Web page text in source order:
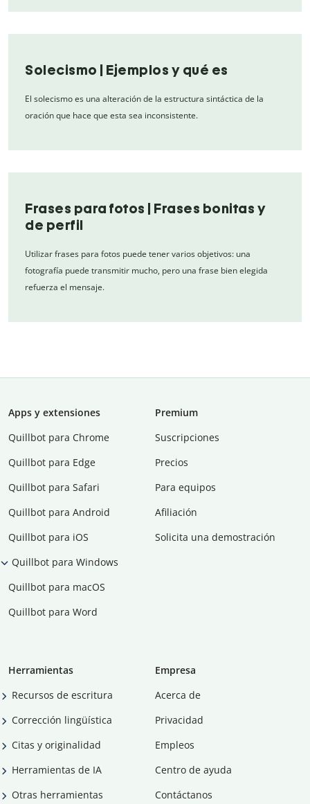
Solecismo | Ejemplos y qué es
El solecismo es una alteración de la estructura sintáctica de la
oración que hace que esta sea inconsistente.
Frases para fotos | Frases bonitas y
de perfil
Utilizar frases para fotos puede tener varios objetivos: una
fotografía puede transmitir mucho, pero una frase bien elegida
refuerza el mensaje.
Apps y extensiones
Quillbot para Chrome
Quillbot para Edge
Quillbot para Safari
Quillbot para Android
Quillbot para iOS
Quillbot para Windows
Quillbot para macOS
Quillbot para Word
Premium
Suscripciones
Precios
Para equipos
Afiliación
Solicita una demostración
Herramientas
Recursos de escritura
Corrección lingüística
Citas y originalidad
Herramientas de IA
Otras herramientas
Empresa
Acerca de
Privacidad
Empleos
Centro de ayuda
Contáctanos